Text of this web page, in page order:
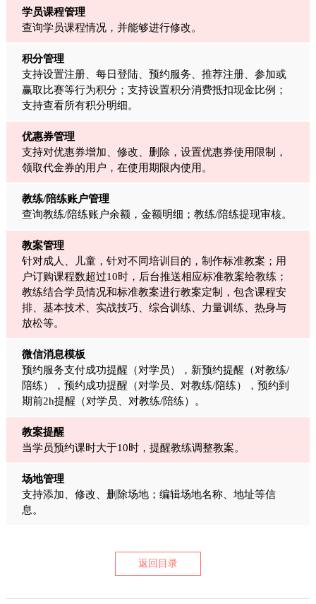
学员课程管理
查询学员课程情况，并能够进行修改。
积分管理
支持设置注册、每日登陆、预约服务、推荐注册、参加或
赢取比赛等行为积分；支持设置积分消费抵扣现金比例；
支持查看所有积分明细。
优惠券管理
支持对优惠券增加、修改、删除，设置优惠券使用限制，
领取代金券的用户，在使用期限内使用。
教练/陪练账户管理
查询教练/陪练账户余额，金额明细；教练/陪练提现审核。
教案管理
针对成人、儿童，针对不同培训目的，制作标准教案；用
户订购课程数超过10时，后台推送相应标准教案给教练；
教练结合学员情况和标准教案进行教案定制，包含课程安
排、基本技术、实战技巧、综合训练、力量训练、热身与
放松等。
微信消息模板
预约服务支付成功提醒（对学员），新预约提醒（对教练/
陪练），预约成功提醒（对学员、对教练/陪练），预约到
期前2h提醒（对学员、对教练/陪练）。
教案提醒
当学员预约课时大于10时，提醒教练调整教案。
场地管理
支持添加、修改、删除场地；编辑场地名称、地址等信
息。
返回目录